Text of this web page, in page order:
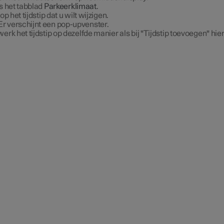
het tabblad Parkeerklimaat.
het tijdstip dat u wilt wijzigen.
Er verschijnt een pop-upvenster.
het tijdstip op dezelfde manier als bij "Tijdstip toevoegen"